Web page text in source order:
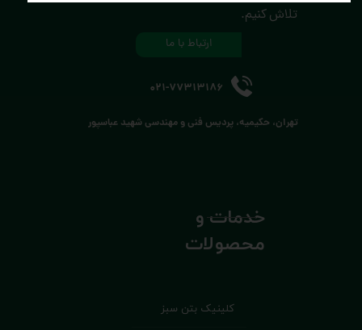
خدمات و
محصولات
کلینیک بتن سبز
تهران، حکیمیه، پردیس فنی و مهندسی شهید عباسپور
021-77313186
تلاش کنیم.
ارتباط با ما